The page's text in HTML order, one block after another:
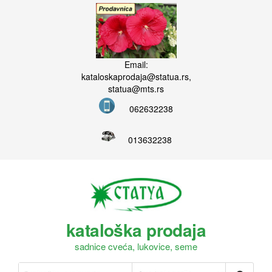
Email:
kataloskaprodaja@statua.rs,
statua@mts.rs
062632238
013632238
kataloška prodaja
sadnice cveća, lukovice, seme